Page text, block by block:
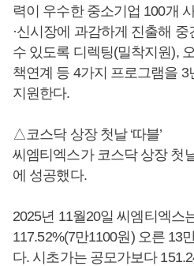
력이 우수한 중소기업 100개
·신시장에 과감하게 진출해
수 있도록 디렉팅(밀착지원),
책연계 등 4가지 프로그램을 3
지원한다.
△코스닥 상장 첫날 ‘따블’
씨엠티엑스가 코스닥 상장 첫
에 성공했다.
2025년 11월20일 씨엠티엑스
117.52%(7만1100원) 오른 13
다. 시초가는 공모가보다